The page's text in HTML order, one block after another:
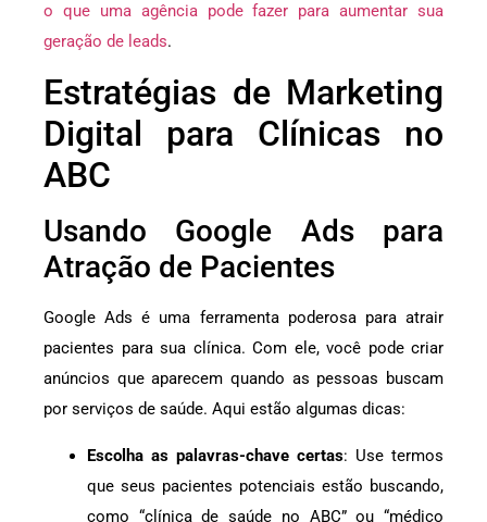
o que uma agência pode fazer para aumentar sua
geração de leads.
Estratégias de Marketing
Digital para Clínicas no
ABC
Usando Google Ads para
Atração de Pacientes
Google Ads é uma ferramenta poderosa para atrair
pacientes para sua clínica. Com ele, você pode criar
anúncios que aparecem quando as pessoas buscam
por serviços de saúde. Aqui estão algumas dicas:
Escolha as palavras-chave certas: Use termos
que seus pacientes potenciais estão buscando,
como “clínica de saúde no ABC” ou “médico